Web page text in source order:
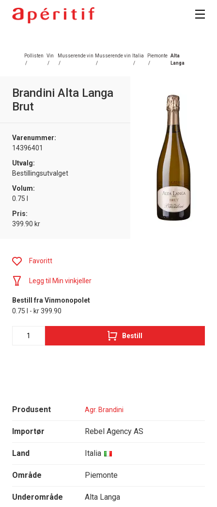
Pollisten
/
Vin
/
Musserende vin
/
Musserende vin
/
Italia
/
Piemonte
/
Alta
Langa
Brandini Alta Langa
Brut
Varenummer:
14396401
Utvalg:
Bestillingsutvalget
Volum:
0.75 l
Pris:
399.90 kr
Produsent Agr. Brandini
Importør Rebel Agency AS
Land Italia
Område Piemonte
Underområde Alta Langa
Favoritt
Legg til Min vinkjeller
Bestill fra Vinmonopolet
0.75 l - kr 399.90
Bestill